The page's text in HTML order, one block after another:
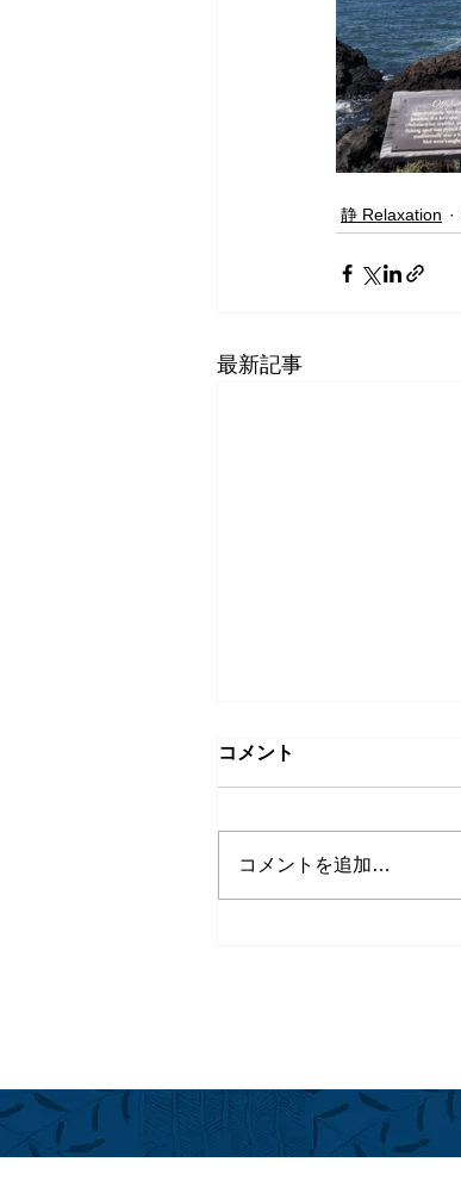
静 Relaxation
最新記事
コメント
コメントを追加…